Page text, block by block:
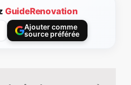
GuideRenovation
Ajouter comme
source préférée